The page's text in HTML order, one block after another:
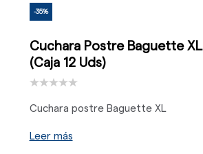
-35%
Cuchara Postre Baguette XL
(Caja 12 Uds)
Cuchara postre Baguette XL
Leer más